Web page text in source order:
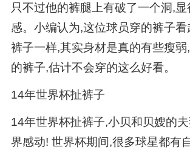
只不过他的裤腿上有破了一个洞,
感。小编认为,这位球员穿的裤子
裤子一样,其实身材是真的有些瘦弱
的裤子,估计不会穿的这么好看。
14年世界杯扯裤子
14年世界杯扯裤子,小贝和贝嫂的
界感动! 世界杯期间,很多球星都有